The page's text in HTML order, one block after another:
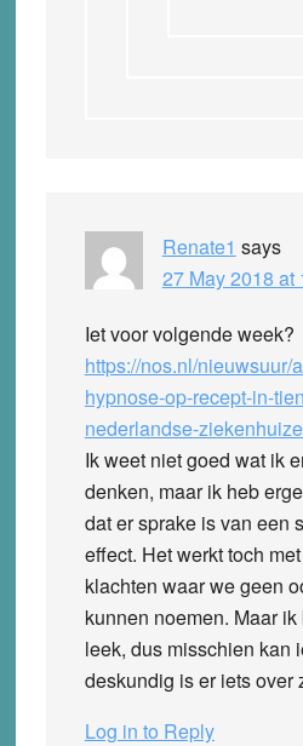
Renate1 says
27 May 2018 at
Iet voor volgende week?
https://nos.nl/nieuwsuur/
hypnose-op-recept-in-
nederlandse-
Ik weet niet goed wat ik
denken, maar ik heb
dat er sprake is van een
effect. Het werkt toch
klachten waar we geen
kunnen noemen. Maar
leek, dus misschien kan
deskundig is er iets over
Log in to Reply